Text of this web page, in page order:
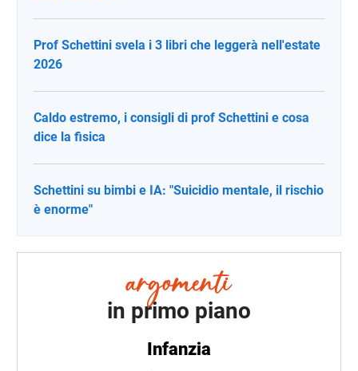
Prof Schettini svela i 3 libri che leggerà nell'estate
2026
Caldo estremo, i consigli di prof Schettini e cosa
dice la fisica
Schettini su bimbi e IA: "Suicidio mentale, il rischio
è enorme"
in primo piano
Infanzia